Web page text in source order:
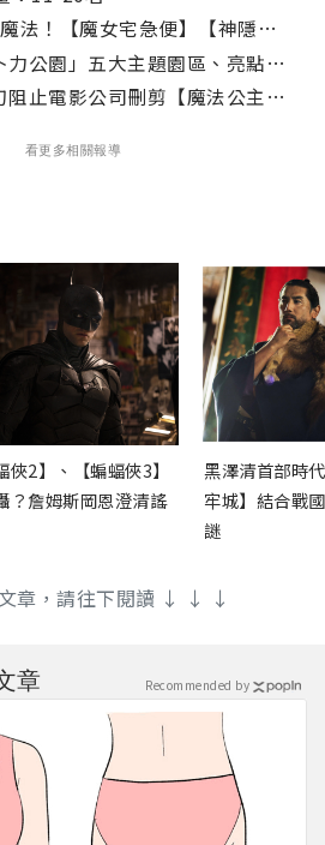
魔女宅急便】【神隱少女】中山73免費看
公園」五大主題園區、亮點整理
【魔法公主】！《吉卜力電影完全指南》揭密電影幕後
看更多相關報導
俠2】、【蝙蝠俠3】
？詹姆斯岡恩澄清謠
黑澤清首部時
牢城】結合戰
謎
章，請往下閱讀 ↓ ↓ ↓
章 Recommended by